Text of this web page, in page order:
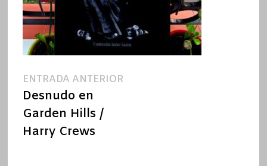
Navegación
de
entradas
ENTRADA ANTERIOREntrada
Desnudo en
Garden Hills /
Harry Crews